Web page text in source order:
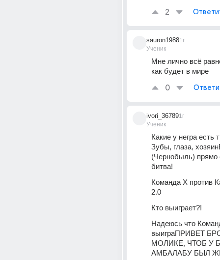
2
sauron1988
Ученик
1г
Мне лично всё
как будет в мире
0
ivori_36789
Ученик
1г
Какие у негра есть
Зубы, глаза,
(Чернобыль) прямо
битва!
Команда Х против
2.0
Кто выиграет?!
Надеюсь что
выиграПРИВЕТ
МОЛИКЕ, ЧТОБ У
АМБАЛАБУ БЫЛ